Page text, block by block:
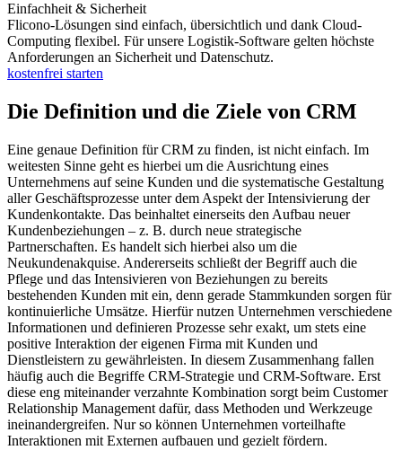
Einfachheit & Sicherheit
Flicono-Lösungen sind einfach, übersichtlich und dank Cloud-
Computing flexibel. Für unsere Logistik-Software gelten höchste
Anforderungen an Sicherheit und Datenschutz.
kostenfrei starten
Die Definition und die Ziele von CRM
Eine genaue Definition für CRM zu finden, ist nicht einfach. Im
weitesten Sinne geht es hierbei um die Ausrichtung eines
Unternehmens auf seine Kunden und die systematische Gestaltung
aller Geschäftsprozesse unter dem Aspekt der Intensivierung der
Kundenkontakte. Das beinhaltet einerseits den Aufbau neuer
Kundenbeziehungen – z. B. durch neue strategische
Partnerschaften. Es handelt sich hierbei also um die
Neukundenakquise. Andererseits schließt der Begriff auch die
Pflege und das Intensivieren von Beziehungen zu bereits
bestehenden Kunden mit ein, denn gerade Stammkunden sorgen für
kontinuierliche Umsätze. Hierfür nutzen Unternehmen verschiedene
Informationen und definieren Prozesse sehr exakt, um stets eine
positive Interaktion der eigenen Firma mit Kunden und
Dienstleistern zu gewährleisten. In diesem Zusammenhang fallen
häufig auch die Begriffe CRM-Strategie und CRM-Software. Erst
diese eng miteinander verzahnte Kombination sorgt beim Customer
Relationship Management dafür, dass Methoden und Werkzeuge
ineinandergreifen. Nur so können Unternehmen vorteilhafte
Interaktionen mit Externen aufbauen und gezielt fördern.